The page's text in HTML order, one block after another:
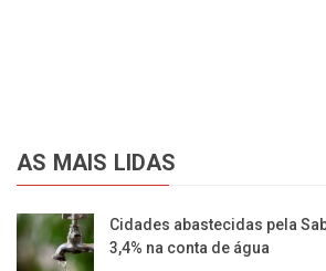
AS MAIS LIDAS
Cidades abastecidas pela
3,4% na conta de água